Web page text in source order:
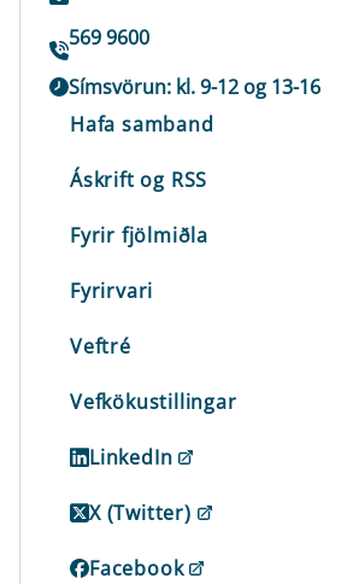
569 9600
Símsvörun: kl. 9-12 og 13-16
Hafa samband
Áskrift og RSS
Fyrir fjölmiðla
Fyrirvari
Veftré
Vefkökustillingar
LinkedIn
X (Twitter)
Facebook